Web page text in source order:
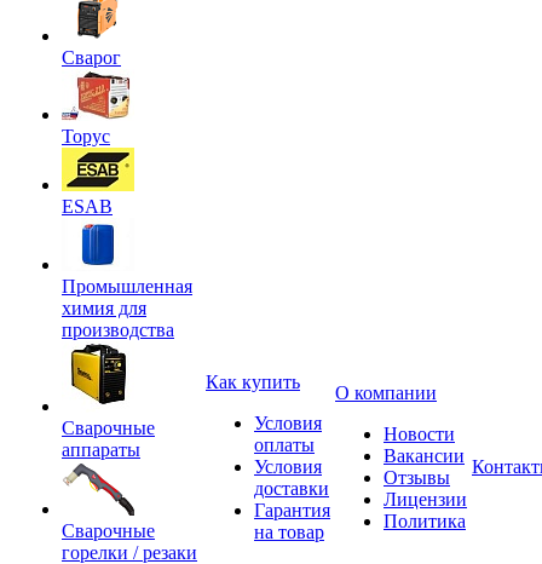
Сварог
Торус
ESAB
Промышленная
химия для
производства
Сварочные
аппараты
Сварочные
горелки / резаки
Как купить
Условия
оплаты
Условия
доставки
Гарантия
на товар
О компании
Новости
Вакансии
Отзывы
Лицензии
Политика